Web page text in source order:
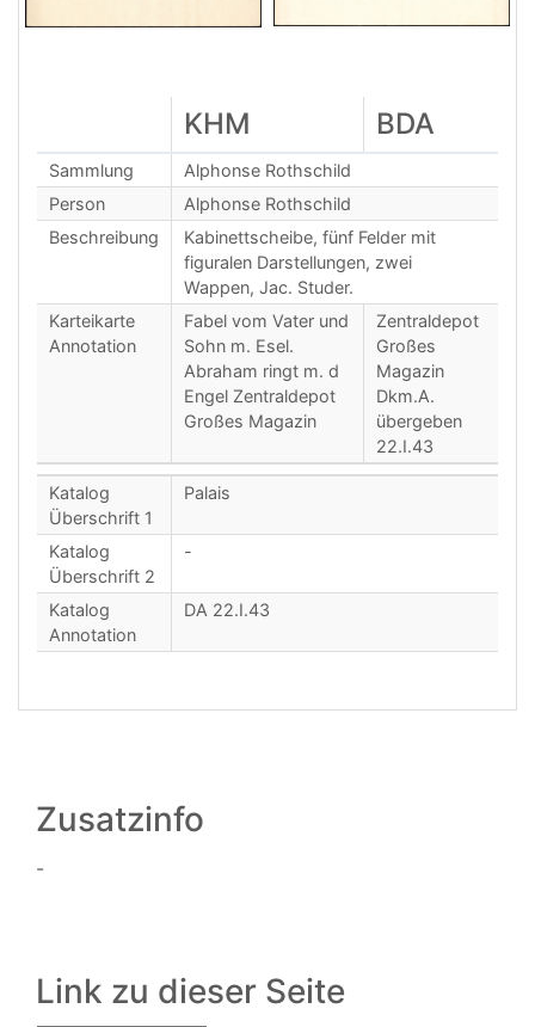
KHM BDA
Sammlung
Alphonse Rothschild
Person
Alphonse Rothschild
Beschreibung
Kabinettscheibe, fünf Felder mit
figuralen Darstellungen, zwei
Wappen, Jac. Studer.
Karteikarte
Annotation
Fabel vom Vater und
Sohn m. Esel.
Abraham ringt m. d
Engel Zentraldepot
Großes Magazin
Zentraldepot
Großes
Magazin
Dkm.A.
übergeben
22.I.43
Katalog
Überschrift 1
Palais
Katalog
Überschrift 2
-
Katalog
Annotation
DA 22.I.43
Zusatzinfo
-
Link zu dieser Seite